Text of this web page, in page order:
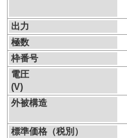
出力
極数
枠番号
電圧
(V)
外被構造
標準価格（税別）